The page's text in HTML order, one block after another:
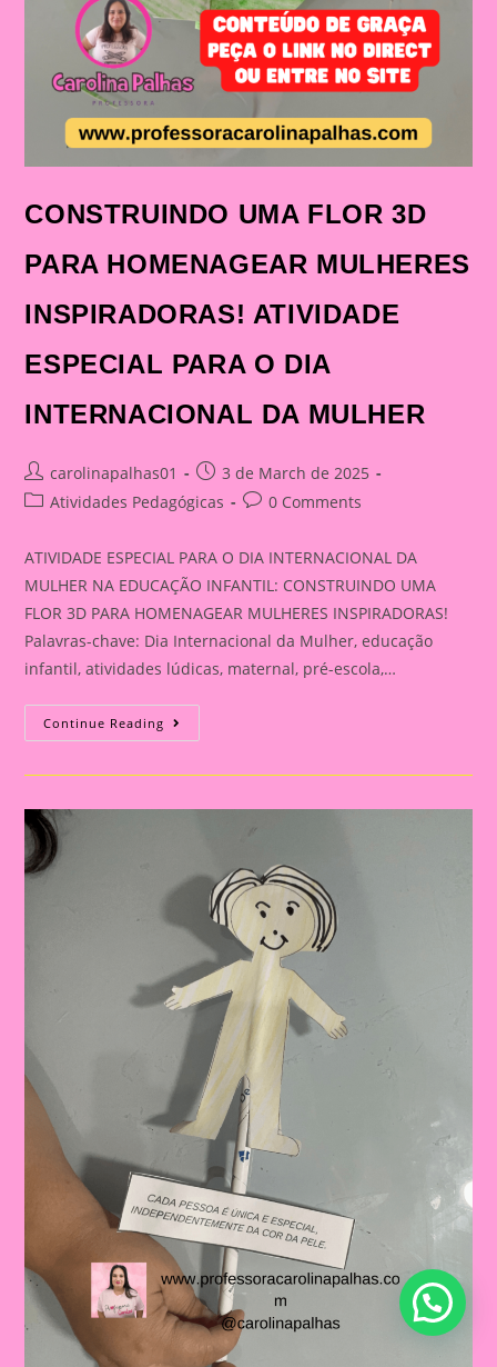
CONSTRUINDO UMA FLOR 3D
PARA HOMENAGEAR MULHERES
INSPIRADORAS! ATIVIDADE
ESPECIAL PARA O DIA
INTERNACIONAL DA MULHER
Post
author:
carolinapalhas01
Post
published:
3 de March de 2025
PostAtividades Pedagógicas
Post0 Comments
ATIVIDADE ESPECIAL PARA O DIA INTERNACIONAL DA
MULHER NA EDUCAÇÃO INFANTIL: CONSTRUINDO UMA
FLOR 3D PARA HOMENAGEAR MULHERES INSPIRADORAS!
Palavras-chave: Dia Internacional da Mulher, educação
infantil, atividades lúdicas, maternal, pré-escola,…
Continue Reading CONSTRUINDO
UMA
3D
MULHERES
INSPIRADORAS!
ESPECIAL
PARA
O
INTERNACIONAL
MULHER